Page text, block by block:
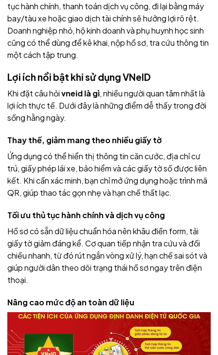
tục hành chính, thanh toán dịch vụ công, đi lại bằng máy
bay/tàu xe hoặc giao dịch tài chính sẽ hưởng lợi rõ rệt.
Doanh nghiệp nhỏ, hộ kinh doanh và phụ huynh học sinh
cũng có thể dùng để kê khai, nộp hồ sơ, tra cứu thông tin
một cách tập trung.
Lợi ích nổi bật khi sử dụng VNeID
Khi đặt câu hỏivneid là gì, nhiều người quan tâm nhất là
lợi ích thực tế. Dưới đây là những điểm dễ thấy trong đời
sống hằng ngày.
Thay thế, giảm mang theo nhiều giấy tờ
Ứng dụng có thể hiển thị thông tin căn cước, địa chỉ cư
trú, giấy phép lái xe, bảo hiểm và các giấy tờ số được liên
kết. Khi cần xác minh, bạn chỉ mở ứng dụng hoặc trình mã
QR, giúp thao tác gọn nhẹ và hạn chế thất lạc.
Tối ưu thủ tục hành chính và dịch vụ công
Hồ sơ có sẵn dữ liệu chuẩn hóa nên khâu điền form, tải
giấy tờ giảm đáng kể. Cơ quan tiếp nhận tra cứu và đối
chiếu nhanh, từ đó rút ngắn vòng xử lý, hạn chế sai sót và
giúp người dân theo dõi trạng thái hồ sơ ngay trên điện
thoại.
Nâng cao mức độ an toàn dữ liệu